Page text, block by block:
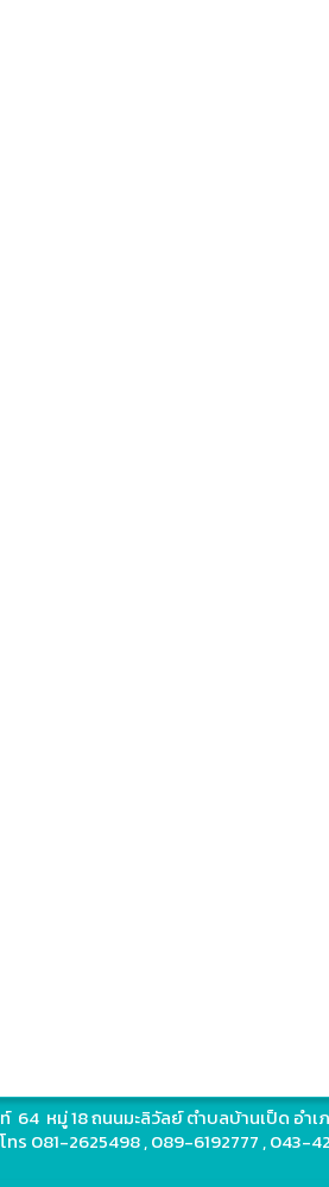
64 หมู่ 18 ถนนมะลิวัลย์ ตำบลบ้านเป็ด อำ
โทร 081-2625498 , 089-6192777 , 043-